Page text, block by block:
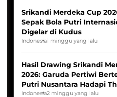
Srikandi Merdeka Cup
Sepak Bola Putri
Digelar di Kudus
Indonesia1 minggu yang lalu
Hasil Drawing Srikandi
2026: Garuda Pertiwi
Putri Nusantara Hadapi
Indonesia2 minggu yang lalu